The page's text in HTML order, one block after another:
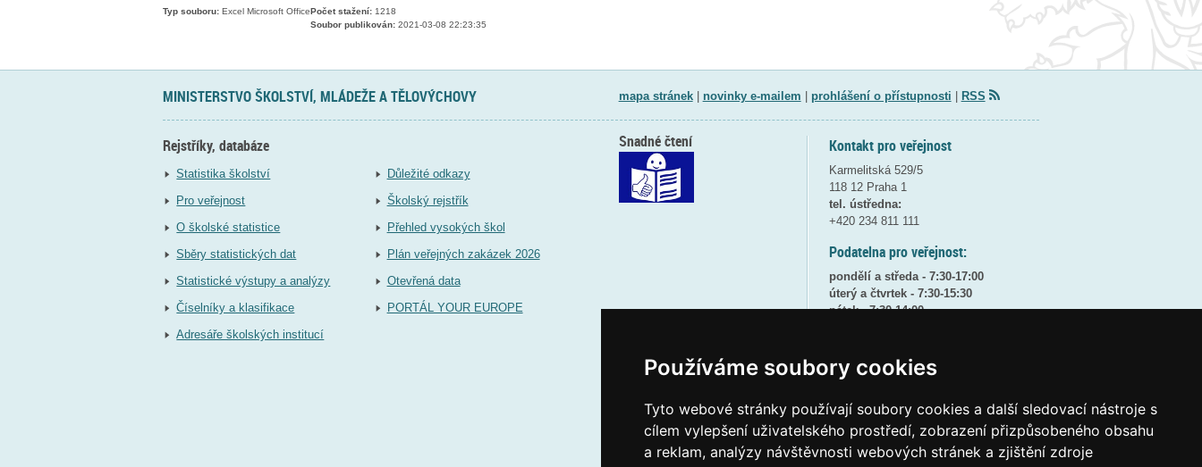
Používáme soubory cookies
Tyto webové stránky používají soubory cookies a další sledovací nástroje s
cílem vylepšení uživatelského prostředí, zobrazení přizpůsobeného obsahu
a reklam, analýzy návštěvnosti webových stránek a zjištění zdroje
Typ souboru: Excel Microsoft Office Počet stažení: 1218
Soubor publikován: 2021-03-08 22:23:35
MINISTERSTVO ŠKOLSTVÍ, MLÁDEŽE A TĚLOVÝCHOVY mapa stránek| novinky e-mailem prohlášení o přístupnosti RSS
Rejstříky, databáze
Statistika školství
Pro veřejnost
O školské statistice
Sběry statistických dat
Statistické výstupy a analýzy
Číselníky a klasifikace
Adresáře školských institucí
Důležité odkazy
Školský rejstřík
Přehled vysokých škol
Plán veřejných zakázek 2026
Otevřená data
PORTÁL YOUR EUROPE
Kontakt pro veřejnost
Karmelitská 529/5
118 12 Praha 1
tel. ústředna:
+420 234 811 111
Podatelna pro veřejnost:
pondělí a středa - 7:30-17:00
úterý a čtvrtek - 7:30-15:30
pátek - 7:30-14:00
(více informacíZDE)
posta@msmtgovcz
ID datové schránky: vidaawt
Snadné čtení